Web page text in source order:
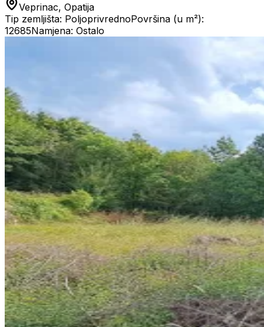
Veprinac, Opatija
Tip zemljišta: PoljoprivrednoPovršina (u m²):
12685Namjena: Ostalo